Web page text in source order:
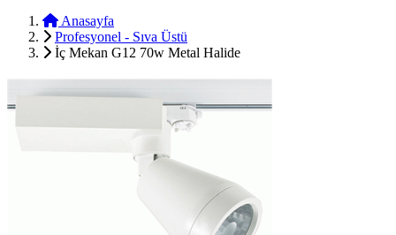
Anasayfa
Profesyonel - Sıva Üstü
İç Mekan G12 70w Metal Halide